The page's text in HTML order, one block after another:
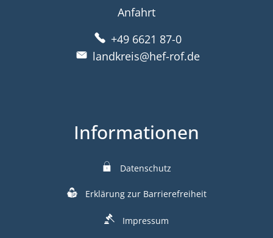
Anfahrt
+49 6621 87-0
landkreis@hef-rof.de
Informationen
Datenschutz
Erklärung zur Barrierefreiheit
Impressum